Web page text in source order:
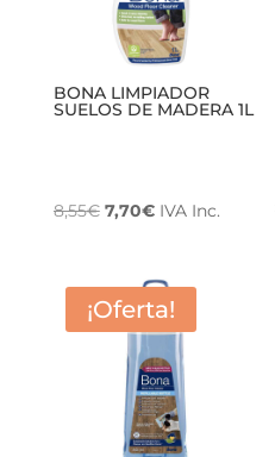
BONA LIMPIADOR
SUELOS DE MADERA 1L
8,55€ El
era:
8,55€.
7,70€El
es:
7,70€.
IVA Inc.
¡Oferta!